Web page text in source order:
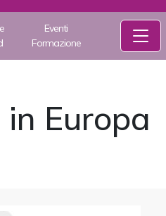
Eventi
Formazione
Europa